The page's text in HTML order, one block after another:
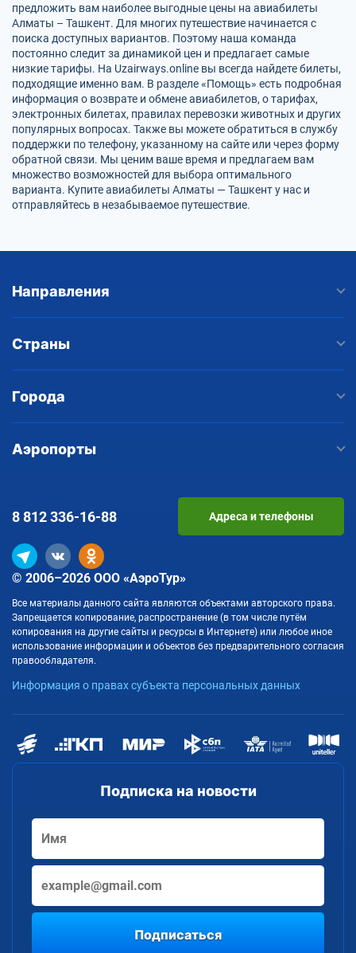
предложить вам наиболее выгодные цены на авиабилеты
Алматы – Ташкент. Для многих путешествие начинается с
поиска доступных вариантов. Поэтому наша команда
постоянно следит за динамикой цен и предлагает самые
низкие тарифы. На Uzairways.online вы всегда найдете билеты,
подходящие именно вам. В разделе «Помощь» есть подробная
информация о возврате и обмене авиабилетов, о тарифах,
электронных билетах, правилах перевозки животных и других
популярных вопросах. Также вы можете обратиться в службу
поддержки по телефону, указанному на сайте или через форму
обратной связи. Мы ценим ваше время и предлагаем вам
множество возможностей для выбора оптимального
варианта. Купите авиабилеты Алматы — Ташкент у нас и
отправляйтесь в незабываемое путешествие.
Направления
Страны
Города
Аэропорты
Подписка на новости
Подписаться
© 2006–2026 ООО «АэроТур»
Все материалы данного сайта являются объектами авторского права.
Запрещается копирование, распространение (в том числе путём
копирования на другие сайты и ресурсы в Интернете) или любое иное
использование информации и объектов без предварительного согласия
правообладателя.
Информация о правах субъекта персональных данных
8 812336-16-88 Адреса и телефоны